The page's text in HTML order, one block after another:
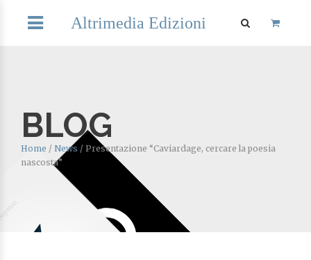
Altrimedia Edizioni
BLOG
Home / News / Presentazione “Caviardage, cercare la poesia
nascosta”